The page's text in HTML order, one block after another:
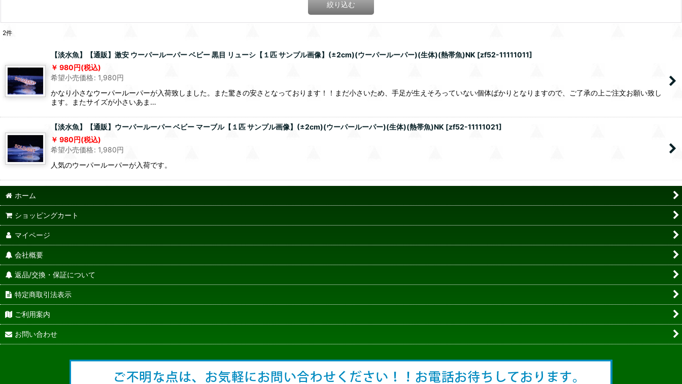
絞り込む
2件
【淡水魚】【通販】激安 ウーパールーパー ベビー 黒目 リューシ【１匹 サンプル画像】(±2cm)(ウーパールーパー)(生体)(熱帯魚)NK [zf52-11111011]
980円(税込)
希望小売価格: 1,980円
かなり小さなウーパールーパーが入荷致しました。また驚きの安さとなっております！！まだ小さいため、手足が生えそろっていない個体ばかりとなりますので、ご了承の上ご注文お願い致し
ます。またサイズが小さいあま…
【淡水魚】【通販】ウーパールーパー ベビー マーブル【１匹 サンプル画像】(±2cm)(ウーパールーパー)(生体)(熱帯魚)NK [zf52-11111021]
980円(税込)
希望小売価格: 1,980円
人気のウーパールーパーが入荷です。
ホーム
ショッピングカート
マイページ
会社概要
返品/交換・保証について
特定商取引法表示
ご利用案内
お問い合わせ